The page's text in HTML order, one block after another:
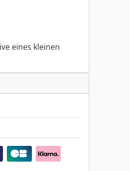
eines kleinen